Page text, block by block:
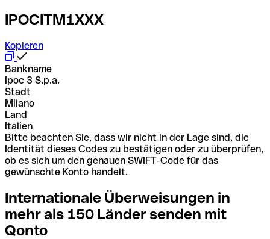
IPOCITM1XXX
Kopieren
Bankname
Ipoc 3 S.p.a.
Stadt
Milano
Land
Italien
Bitte beachten Sie, dass wir nicht in der Lage sind, die
Identität dieses Codes zu bestätigen oder zu überprüfen,
ob es sich um den genauen SWIFT-Code für das
gewünschte Konto handelt.
Internationale Überweisungen in
mehr als 150 Länder senden mit
Qonto